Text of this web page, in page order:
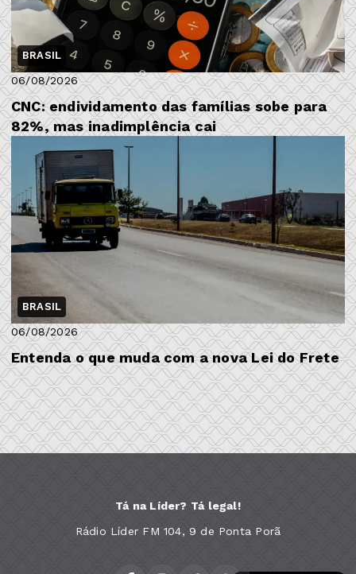
BRASIL
06/08/2026
CNC: endividamento das famílias sobe para
82%, mas inadimplência cai
BRASIL
06/08/2026
Entenda o que muda com a nova Lei do Frete
Tá na Líder? Tá legal!
Rádio Líder FM 104, 9 de Ponta Porã